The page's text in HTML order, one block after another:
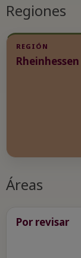
Regiones
REGIÓN
Rheinhessen
Áreas
Por revisar